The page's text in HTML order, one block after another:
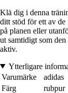
Klä dig i denna
ditt stöd för ett av de
på planen eller
ut samtidigt som
aktiv.
Ytterligare
Varumärke
adidas
Färg
rubpur